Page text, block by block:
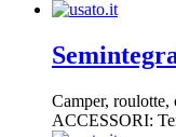
Camper, roulotte,
ACCESSORI: